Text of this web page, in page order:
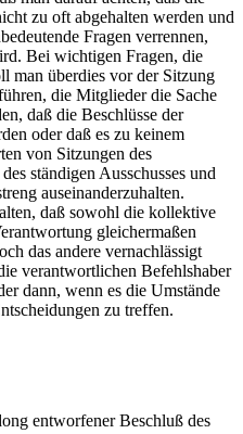
zu oft abgehalten werden und
Fragen verrennen,
Bei wichtigen Fragen, die
man überdies vor der Sitzung
die Mitglieder die Sache
daß die Beschlüsse der
oder daß es zu keinem
von Sitzungen des
ständigen Ausschusses und
auseinanderzuhalten.
daß sowohl die kollektive
gleichermaßen
das andere vernachlässigt
verantwortlichen Befehlshaber
dann, wenn es die Umstände
zu treffen.
entworfener Beschluß des